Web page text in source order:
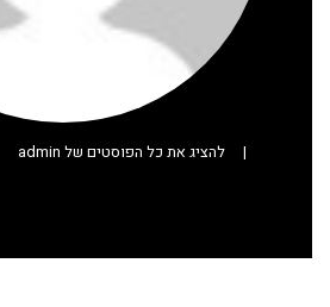
| להציג את כל הפוסטים של admin